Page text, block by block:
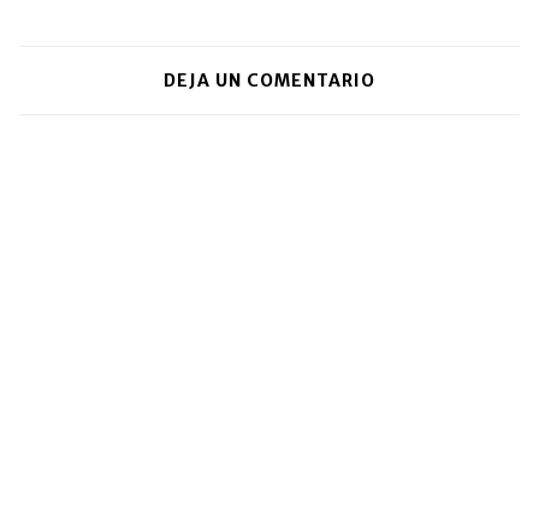
DEJA UN COMENTARIO